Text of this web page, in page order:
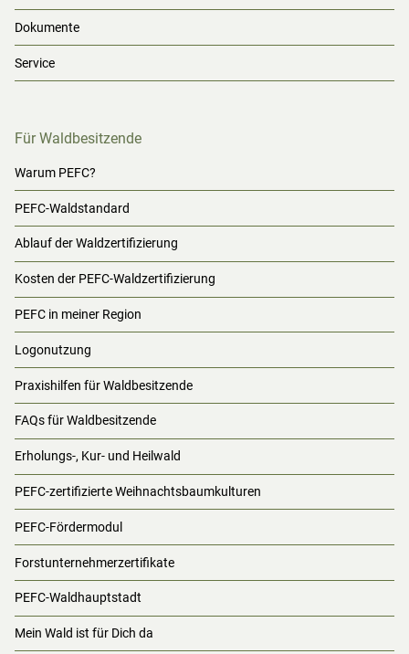
Dokumente
Service
Für Waldbesitzende
Warum PEFC?
PEFC-Waldstandard
Ablauf der Waldzertifizierung
Kosten der PEFC-Waldzertifizierung
PEFC in meiner Region
Logonutzung
Praxishilfen für Waldbesitzende
FAQs für Waldbesitzende
Erholungs-, Kur- und Heilwald
PEFC-zertifizierte Weihnachtsbaumkulturen
PEFC-Fördermodul
Forstunternehmerzertifikate
PEFC-Waldhauptstadt
Mein Wald ist für Dich da